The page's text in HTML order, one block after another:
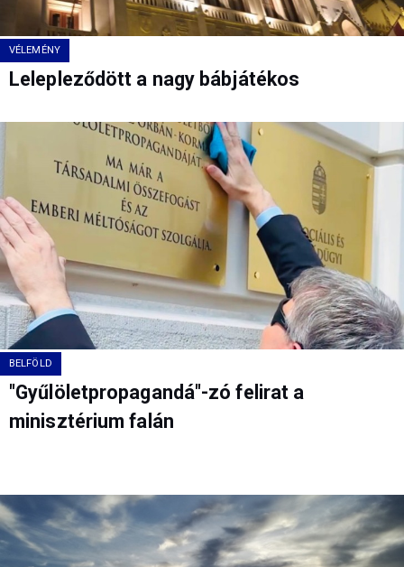
VÉLEMÉNY
Lelepleződött a nagy bábjátékos
BELFÖLD
"Gyűlöletpropagandá"-zó felirat a
minisztérium falán